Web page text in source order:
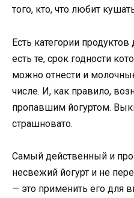
того, кто, что любит
Есть категории
есть те, срок годности
можно отнести и
числе. И, как правило,
пропавшим йогуртом.
страшновато.
Самый действенный и
несвежий йогурт и не
— это применить его для